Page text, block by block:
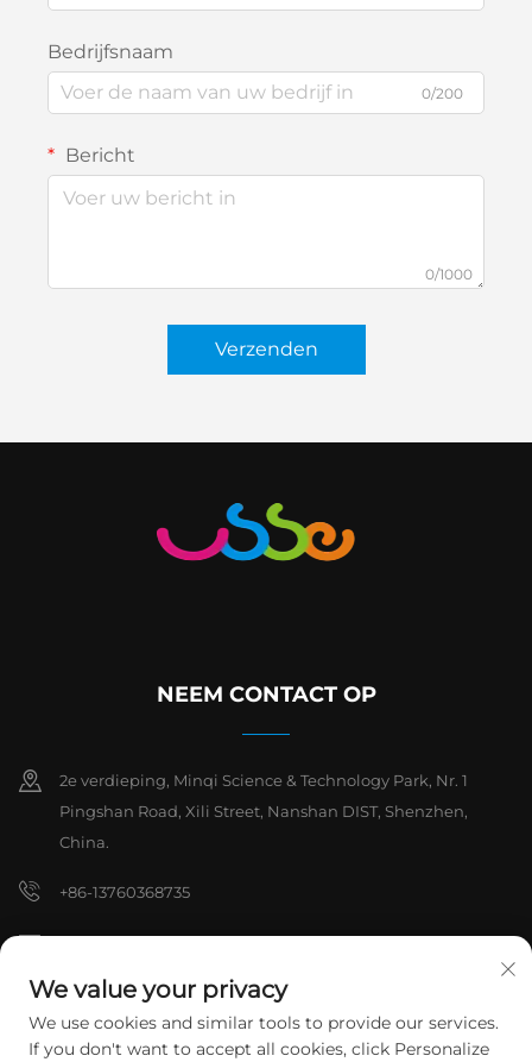
Bedrijfsnaam
0/200
Bericht
0/1000
Verzenden
NEEM CONTACT OP
2e verdieping, Minqi Science & Technology Park, Nr. 1
Pingshan Road, Xili Street, Nanshan DIST, Shenzhen,
China.
+86-13760368735
Copyright © 2026 Shenzhen Hanchuan Industrial Co,.Ltd. Alle
rechten voorbehouden. Privacybeleid
We value your privacy
We use cookies and similar tools to provide our services.
If you don't want to accept all cookies, click Personalize